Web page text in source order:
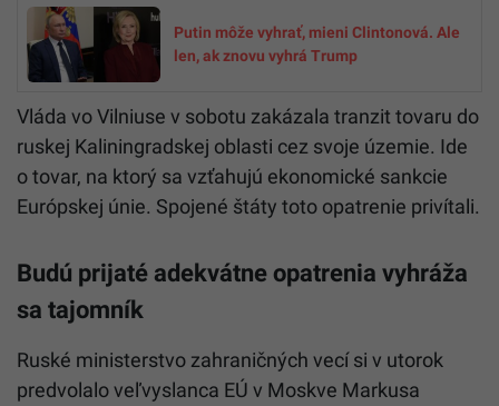
Putin môže vyhrať, mieni Clintonová. Ale
len, ak znovu vyhrá Trump
Vláda vo Vilniuse v sobotu zakázala tranzit tovaru do
ruskej Kaliningradskej oblasti cez svoje územie. Ide
o tovar, na ktorý sa vzťahujú ekonomické sankcie
Európskej únie. Spojené štáty toto opatrenie privítali.
Budú prijaté adekvátne opatrenia vyhráža
sa tajomník
Ruské ministerstvo zahraničných vecí si v utorok
predvolalo veľvyslanca EÚ v Moskve Markusa